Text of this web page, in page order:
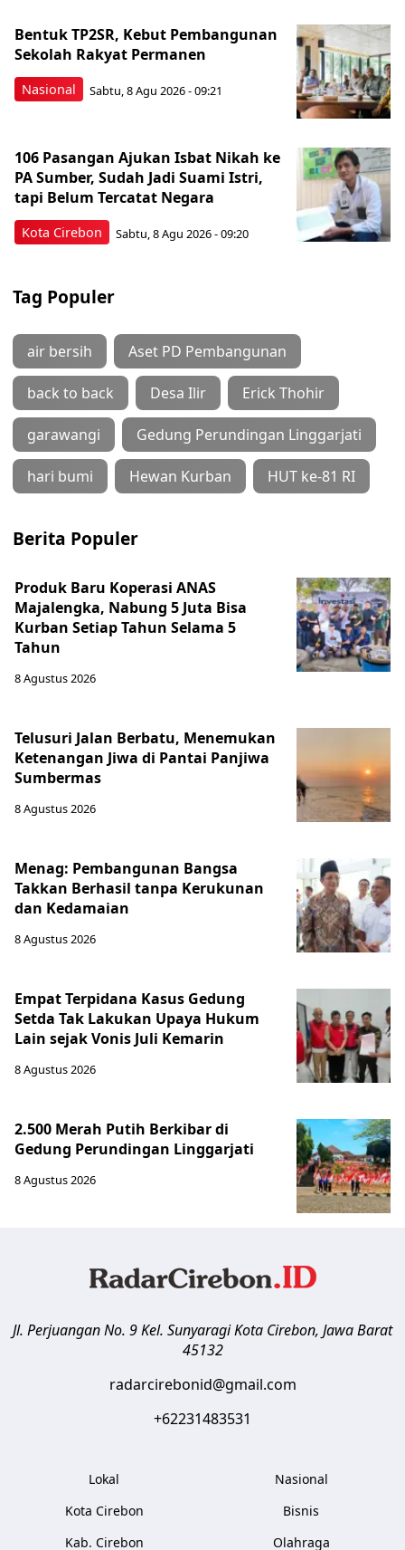
Nasional
Bentuk TP2SR, Kebut Pembangunan
Sekolah Rakyat Permanen
Sabtu, 8 Agu 2026 - 09:21
Kota Cirebon
106 Pasangan Ajukan Isbat Nikah ke
PA Sumber, Sudah Jadi Suami Istri,
tapi Belum Tercatat Negara
Sabtu, 8 Agu 2026 - 09:20
Tag Populer
air bersih Aset PD Pembangunan
back to back Desa Ilir Erick Thohir
garawangi Gedung Perundingan Linggarjati
hari bumi Hewan Kurban HUT ke-81 RI
Berita Populer
Produk Baru Koperasi ANAS
Majalengka, Nabung 5 Juta Bisa
Kurban Setiap Tahun Selama 5
Tahun
8 Agustus 2026
Telusuri Jalan Berbatu, Menemukan
Ketenangan Jiwa di Pantai Panjiwa
Sumbermas
8 Agustus 2026
Menag: Pembangunan Bangsa
Takkan Berhasil tanpa Kerukunan
dan Kedamaian
8 Agustus 2026
Empat Terpidana Kasus Gedung
Setda Tak Lakukan Upaya Hukum
Lain sejak Vonis Juli Kemarin
8 Agustus 2026
2.500 Merah Putih Berkibar di
Gedung Perundingan Linggarjati
8 Agustus 2026
Jl. Perjuangan No. 9 Kel. SunyaragiKota Cirebon, Jawa Barat
45132
radarcirebonid@gmail.com
+62231483531
Lokal
Kota Cirebon
Kab. Cirebon
Nasional
Bisnis
Olahraga